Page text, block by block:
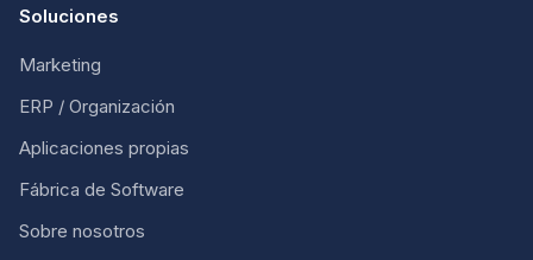
Soluciones
Marketing
ERP / Organización
Aplicaciones propias
Fábrica de Software
Sobre nosotros